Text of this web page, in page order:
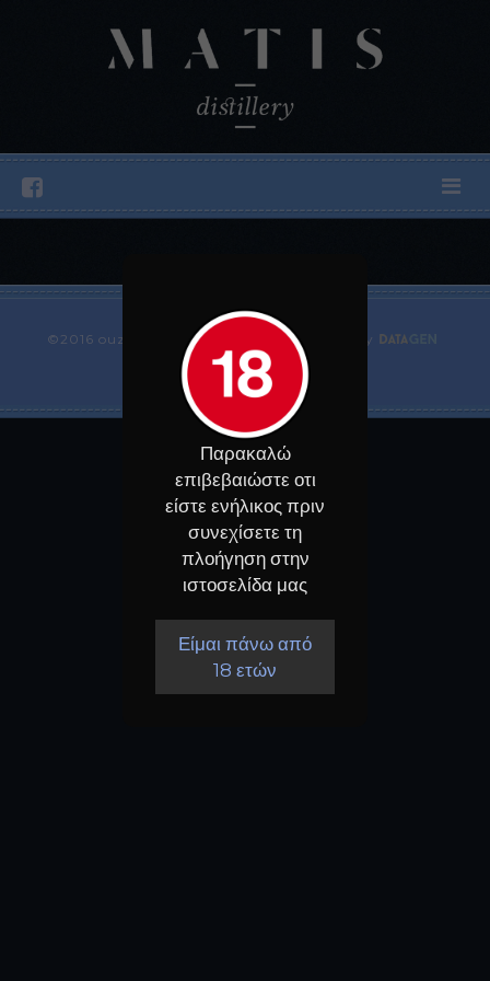
Παρακαλώ
επιβεβαιώστε οτι
είστε ενήλικος πριν
συνεχίσετε τη
πλοήγηση στην
ιστοσελίδα μας
Είμαι πάνω από
18 ετών
©2016 ouzo-matis.gr | Web Development by